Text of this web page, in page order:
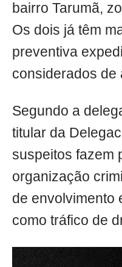
bairro Tarumã,
Os dois já têm
preventiva
considerados de
Segundo a
titular da
suspeitos fazem
organização
de envolvimento
como tráfico de